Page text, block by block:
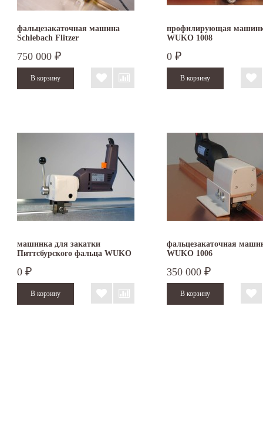
фальцезакаточная машина
Schlebach Flitzer
750 000 ₽
профилирующая
WUKO 1008
0 ₽
машинка для закатки
Питтсбурского фальца WUKO
0 ₽
фальцезакаточная
WUKO 1006
350 000 ₽